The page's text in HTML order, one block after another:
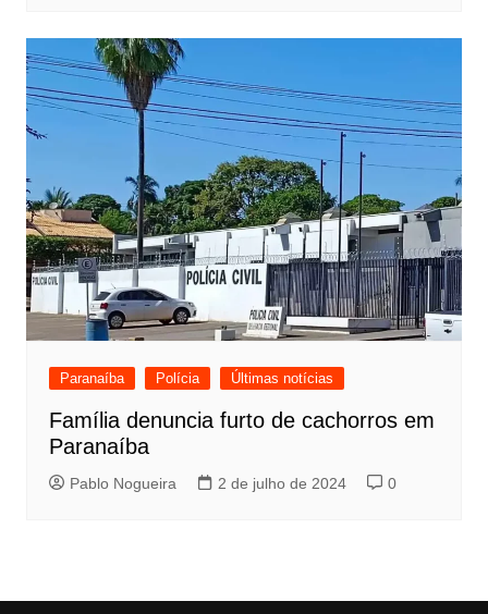
Paranaíba Polícia Últimas notícias
Família denuncia furto de cachorros em
Paranaíba
Pablo Nogueira 2 de julho de 2024 0